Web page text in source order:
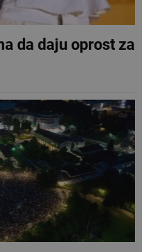
da daju oprost za